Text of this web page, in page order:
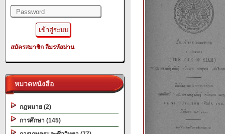
สมัครสมาชิก ลืมรหัสผ่าน
หมวดหนังสือ
กฎหมาย (2)
การศึกษา (145)